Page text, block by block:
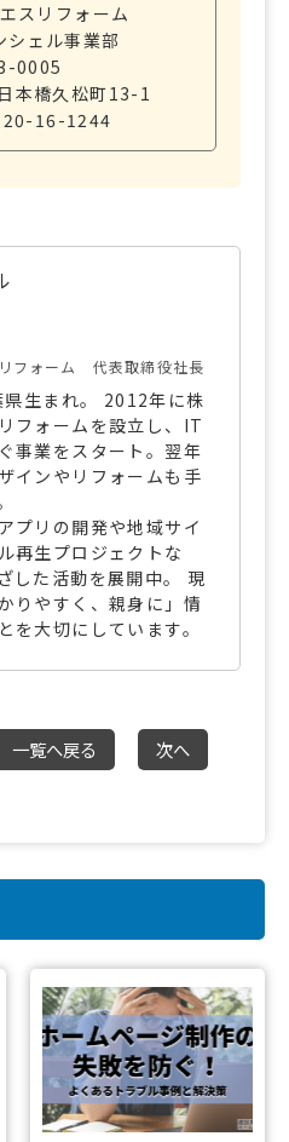
スリフォーム
シェル事業部
0005
本橋久松町13-1
16-1244
フォーム 代表取締役社長
生まれ。 2012年に株
フォームを設立し、IT
事業をスタート。翌年
インやリフォームも手
プリの開発や地域サイ
再生プロジェクトな
した活動を展開中。 現
りやすく、親身に」情
を大切にしています。
一覧へ戻る 次へ